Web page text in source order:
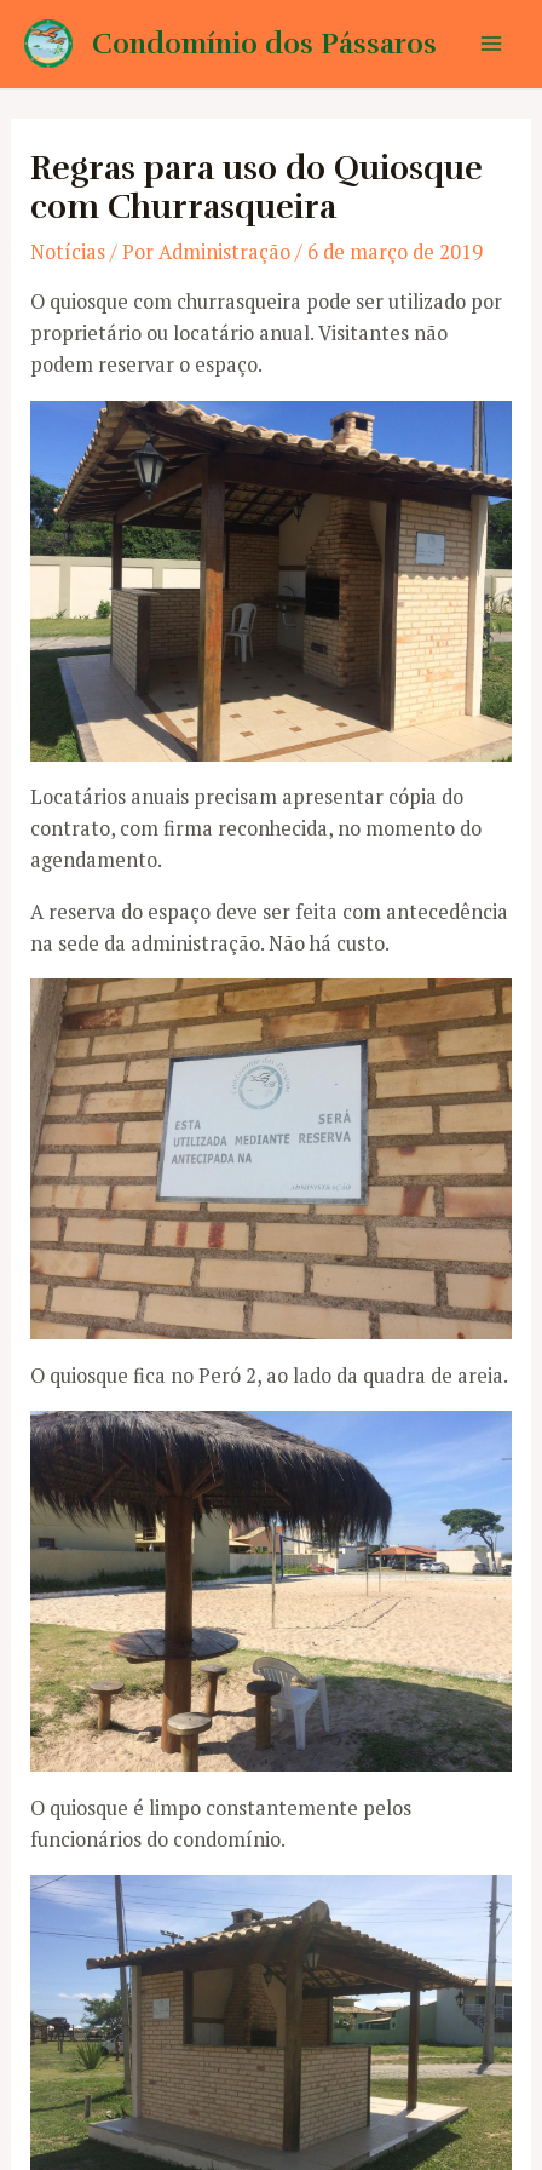
para
Condomínio dos Pássaros
Regras para uso do Quiosque
com Churrasqueira
Notícias/ PorAdministração/ 6 de março de 2019
O quiosque com churrasqueira pode ser utilizado por
proprietário ou locatário anual. Visitantes não
podem reservar o espaço.
Locatários anuais precisam apresentar cópia do
contrato, com firma reconhecida, no momento do
agendamento.
A reserva do espaço deve ser feita com antecedência
na sede da administração. Não há custo.
O quiosque fica no Peró 2, ao lado da quadra de areia.
O quiosque é limpo constantemente pelos
funcionários do condomínio.